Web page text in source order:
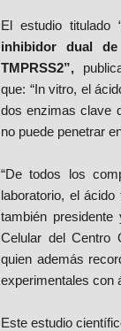
El estudio titulado
inhibidor dual
TMPRSS2”,
que: “In vitro, el
dos enzimas clave
no puede penetrar
“De todos los
laboratorio, el
también
Celular del Centro
quien además
experimentales con
Este estudio